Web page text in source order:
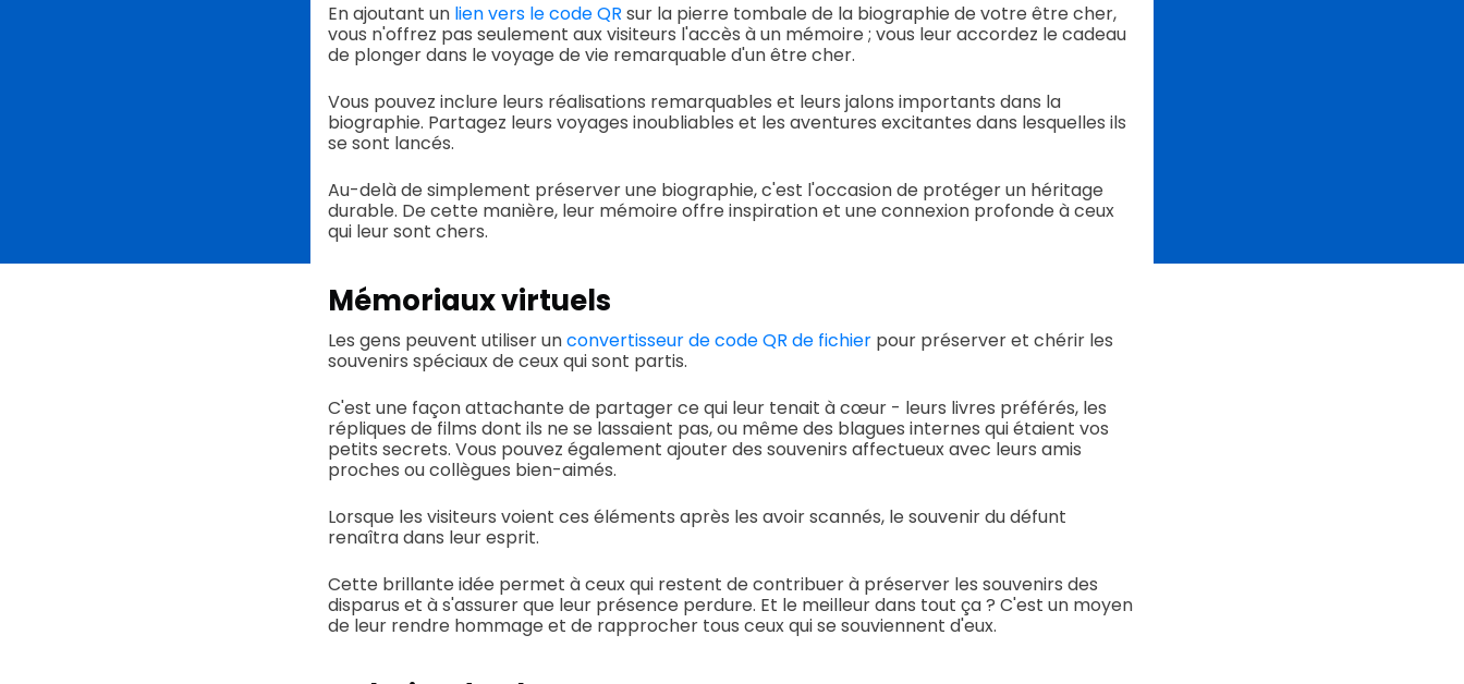
En ajoutant un lien vers le code QR sur la pierre tombale de la biographie de votre être cher,
vous n'offrez pas seulement aux visiteurs l'accès à un mémoire ; vous leur accordez le cadeau
de plonger dans le voyage de vie remarquable d'un être cher.
Vous pouvez inclure leurs réalisations remarquables et leurs jalons importants dans la
biographie. Partagez leurs voyages inoubliables et les aventures excitantes dans lesquelles ils
se sont lancés.
Au-delà de simplement préserver une biographie, c'est l'occasion de protéger un héritage
durable. De cette manière, leur mémoire offre inspiration et une connexion profonde à ceux
qui leur sont chers.
Mémoriaux virtuels
Les gens peuvent utiliser unconvertisseur de code QR de fichierpour préserver et chérir les
souvenirs spéciaux de ceux qui sont partis.
C'est une façon attachante de partager ce qui leur tenait à cœur - leurs livres préférés, les
répliques de films dont ils ne se lassaient pas, ou même des blagues internes qui étaient vos
petits secrets. Vous pouvez également ajouter des souvenirs affectueux avec leurs amis
proches ou collègues bien-aimés.
Lorsque les visiteurs voient ces éléments après les avoir scannés, le souvenir du défunt
renaîtra dans leur esprit.
Cette brillante idée permet à ceux qui restent de contribuer à préserver les souvenirs des
disparus et à s'assurer que leur présence perdure. Et le meilleur dans tout ça ? C'est un moyen
de leur rendre hommage et de rapprocher tous ceux qui se souviennent d'eux.